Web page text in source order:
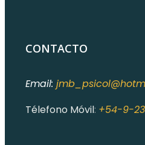
CONTACTO
Email:
Télefono Móvil: +54-9-